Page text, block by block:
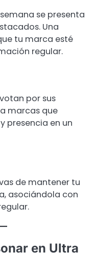
se presenta
Una
tu marca esté
regular.
por sus
marcas que
presencia en un
de mantener tu
asociándola con
en Ultra